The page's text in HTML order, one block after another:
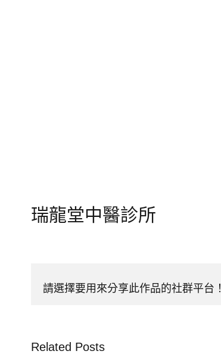
瑞龍堂中醫診所
請選擇要用來分享此作品的社群平台！
Related Posts